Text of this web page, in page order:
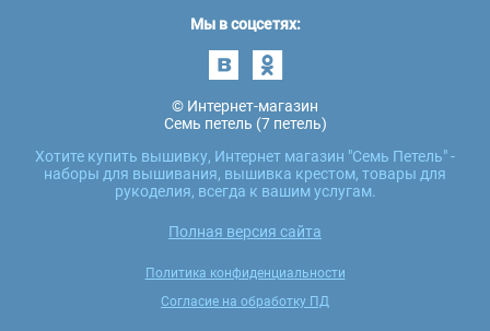
Мы в соцсетях:
© Интернет-магазин
Семь петель (7 петель)
Хотите купить вышивку, Интернет магазин "Семь Петель" -
наборы для вышивания, вышивка крестом, товары для
рукоделия, всегда к вашим услугам.
Полная версия сайта
Политика конфиденциальности
Согласие на обработку ПД